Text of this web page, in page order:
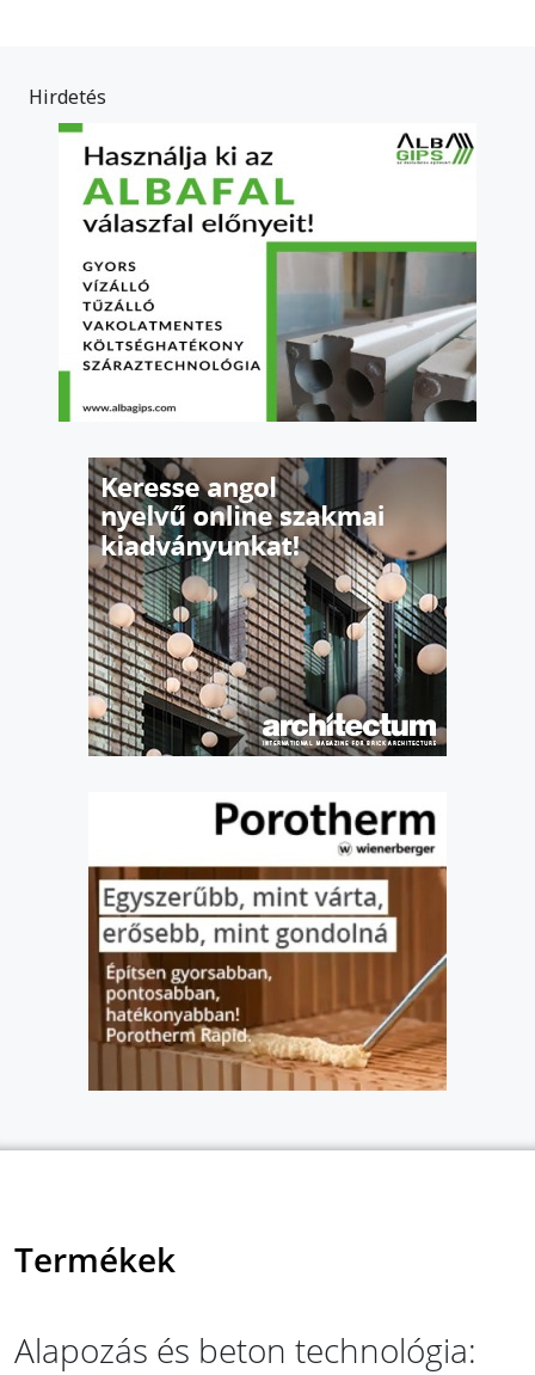
Hirdetés
Termékek
Alapozás és beton technológia: